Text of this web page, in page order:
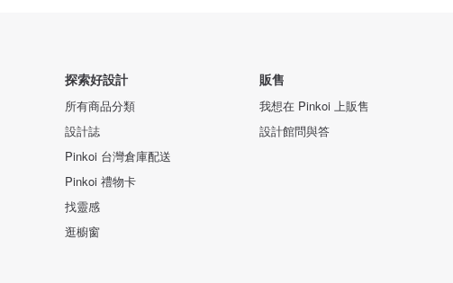
探索好設計
所有商品分類
設計誌
Pinkoi 台灣倉庫配送
Pinkoi 禮物卡
找靈感
逛櫥窗
販售
我想在 Pinkoi 上販售
設計館問與答